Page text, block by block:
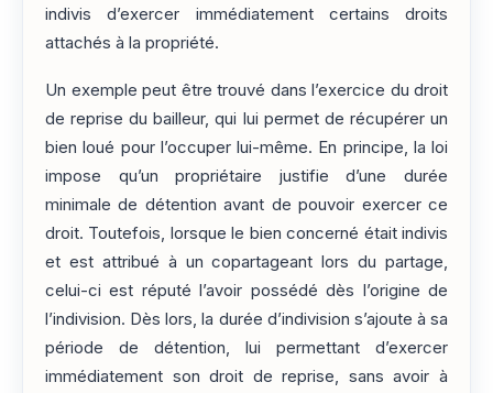
indivis d’exercer immédiatement certains droits
attachés à la propriété.
Un exemple peut être trouvé dans l’exercice du droit
de reprise du bailleur, qui lui permet de récupérer un
bien loué pour l’occuper lui-même. En principe, la loi
impose qu’un propriétaire justifie d’une durée
minimale de détention avant de pouvoir exercer ce
droit. Toutefois, lorsque le bien concerné était indivis
et est attribué à un copartageant lors du partage,
celui-ci est réputé l’avoir possédé dès l’origine de
l’indivision. Dès lors, la durée d’indivision s’ajoute à sa
période de détention, lui permettant d’exercer
immédiatement son droit de reprise, sans avoir à